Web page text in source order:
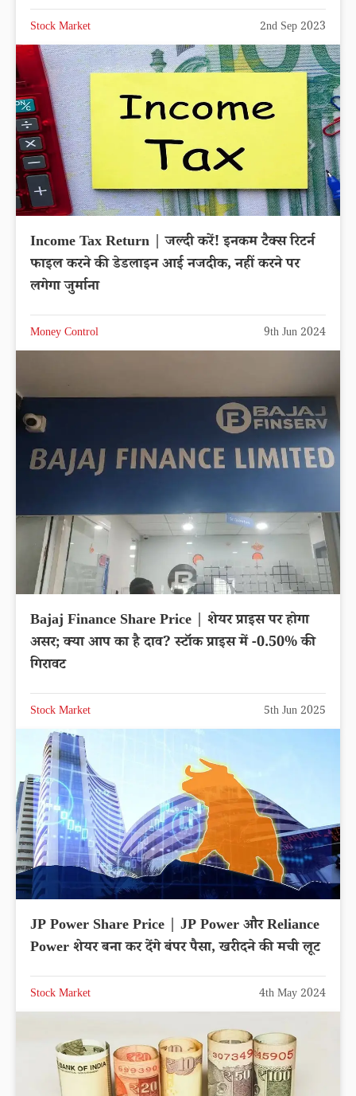
Stock Market 2nd Sep 2023
Income Tax Return | जल्दी करें! इनकम टैक्स रिटर्न
फाइल करने की डेडलाइन आई नजदीक, नहीं करने पर
लगेगा जुर्माना
Money Control 9th Jun 2024
Bajaj Finance Share Price | शेयर प्राइस पर होगा
असर; क्या आप का है दाव? स्टॉक प्राइस में -0.50% की
गिरावट
Stock Market 5th Jun 2025
JP Power Share Price | JP Power और Reliance
Power शेयर बना कर देंगे बंपर पैसा, खरीदने की मची लूट
Stock Market 4th May 2024